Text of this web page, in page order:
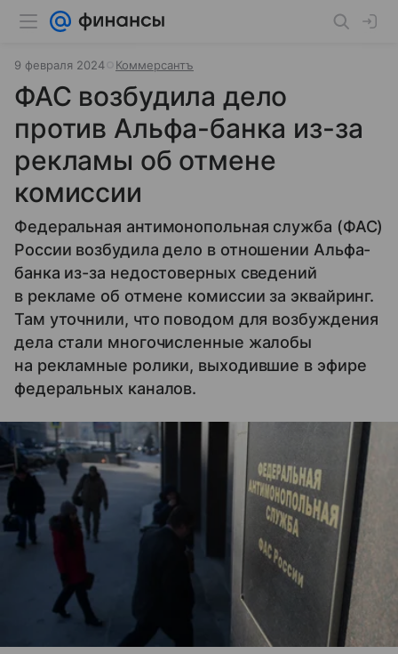
9 февраля 2024 Коммерсантъ
ФАС возбудила дело
против Альфа-банка из-за
рекламы об отмене
комиссии
Федеральная антимонопольная служба (ФАС)
России возбудила дело в отношении Альфа-
банка из-за недостоверных сведений
в рекламе об отмене комиссии за эквайринг.
Там уточнили, что поводом для возбуждения
дела стали многочисленные жалобы
на рекламные ролики, выходившие в эфире
федеральных каналов.